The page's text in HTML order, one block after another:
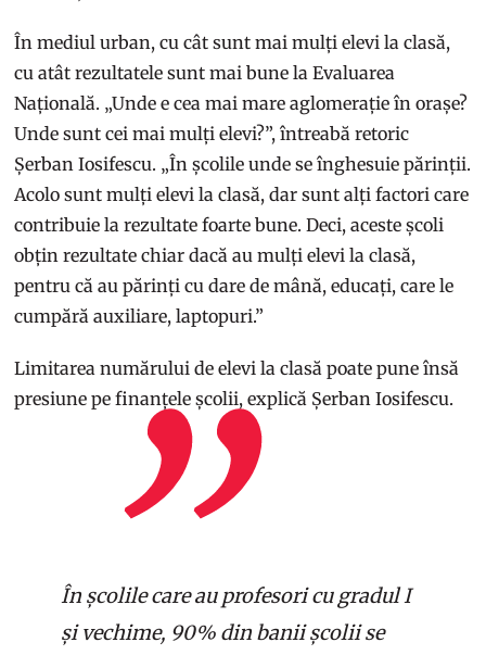
În mediul urban, cu cât sunt mai mulți elevi la clasă,
cu atât rezultatele sunt mai bune la Evaluarea
Națională. „Unde e cea mai mare aglomerație în orașe?
Unde sunt cei mai mulți elevi?”, întreabă retoric
Șerban Iosifescu. „În școlile unde se înghesuie părinții.
Acolo sunt mulți elevi la clasă, dar sunt alți factori care
contribuie la rezultate foarte bune. Deci, aceste școli
obțin rezultate chiar dacă au mulți elevi la clasă,
pentru că au părinți cu dare de mână, educați, care le
cumpără auxiliare, laptopuri.”
Limitarea numărului de elevi la clasă poate pune însă
presiune pe finanțele școlii, explică Șerban Iosifescu.
În școlile care au profesori cu gradul I
și vechime, 90% din banii școlii se